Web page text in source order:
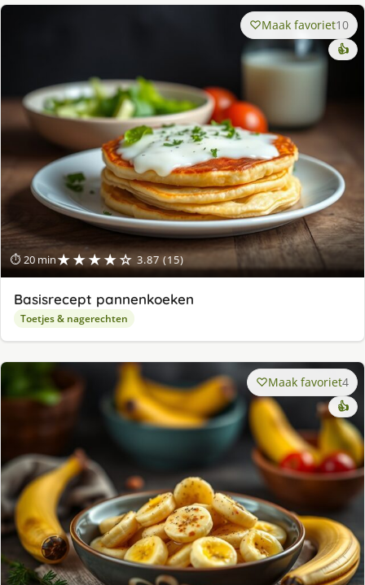
⏱ 20 min★★★★☆ 3.87 (15)
Maak favoriet10
👍
Basisrecept pannenkoeken
Toetjes & nagerechten
Maak favoriet4
👍